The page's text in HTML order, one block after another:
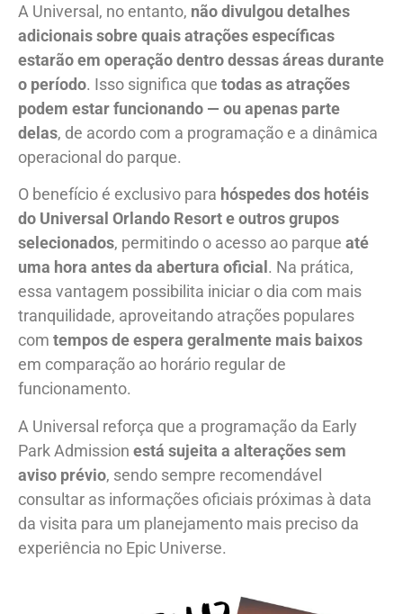
A Universal, no entanto, não divulgou detalhes
adicionais sobre quais atrações específicas
estarão em operação dentro dessas áreas durante
o período. Isso significa que todas as atrações
podem estar funcionando — ou apenas parte
delas, de acordo com a programação e a dinâmica
operacional do parque.
O benefício é exclusivo para hóspedes dos hotéis
do Universal Orlando Resort e outros grupos
selecionados, permitindo o acesso ao parque até
uma hora antes da abertura oficial . Na prática,
essa vantagem possibilita iniciar o dia com mais
tranquilidade, aproveitando atrações populares
com tempos de espera geralmente mais baixos
em comparação ao horário regular de
funcionamento.
A Universal reforça que a programação da Early
Park Admission está sujeita a alterações sem
aviso prévio, sendo sempre recomendável
consultar as informações oficiais próximas à data
da visita para um planejamento mais preciso da
experiência no Epic Universe.